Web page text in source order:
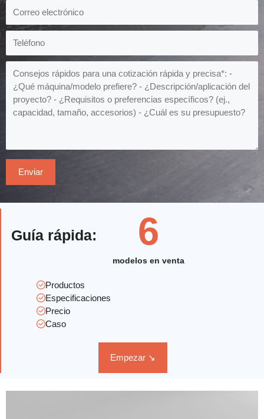
Guía rápida: 6
modelos en venta
Productos
Especificaciones
Precio
Caso
Empezar ↘